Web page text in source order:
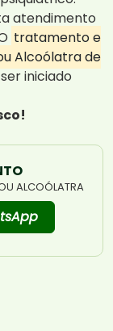
atendimento
tratamento e
Alcoólatra de
iniciado
ALCOÓLATRA